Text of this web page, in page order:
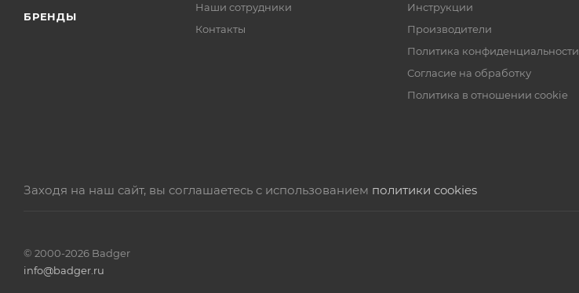
БРЕНДЫ
Наши сотрудники
Контакты
Инструкции
Производители
Политика конфиденциальности
Согласие на обработку
Политика в отношении cookie
Заходя на наш сайт, вы соглашаетесь с использованием политики cookies
© 2000-2026 Badger
info@badger.ru